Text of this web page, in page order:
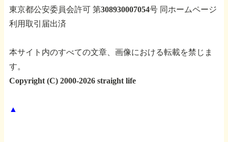
東京都公安委員会許可 第308930007054号 同ホームページ
利用取引届出済
本サイト内のすべての文章、画像における転載を禁じま
す。
Copyright (C) 2000-2026 straight life
▲